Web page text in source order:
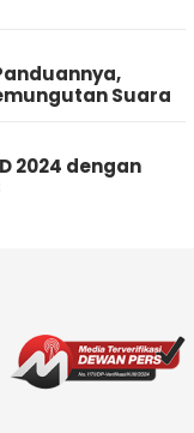
Suara
2024 dengan